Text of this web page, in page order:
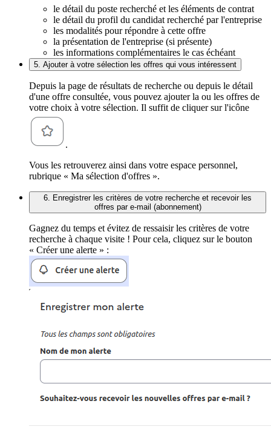
le détail du poste recherché et les éléments de contrat
le détail du profil du candidat recherché par l'entreprise
les modalités pour répondre à cette offre
la présentation de l'entreprise (si présente)
les informations complémentaires le cas échéant
5. Ajouter à votre sélection les offres qui vous intéressent
Depuis la page de résultats de recherche ou depuis le détail
d'une offre consultée, vous pouvez ajouter la ou les offres de
votre choix à votre sélection. Il suffit de cliquer sur l'icône
.
Vous les retrouverez ainsi dans votre espace personnel,
rubrique « Ma sélection d'offres ».
6. Enregistrer les critères de votre recherche et recevoir les
offres par e-mail (abonnement)
Gagnez du temps et évitez de ressaisir les critères de votre
recherche à chaque visite ! Pour cela, cliquez sur le bouton
« Créer une alerte » :